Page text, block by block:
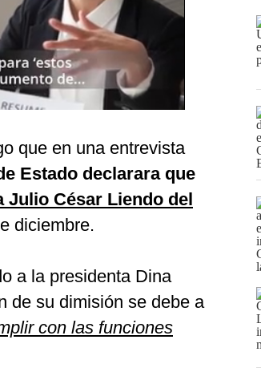
que en una entrevista
Estado declarara que
Julio César Liendo del
diciembre.
a la presidenta Dina
de su dimisión se debe a
con las funciones